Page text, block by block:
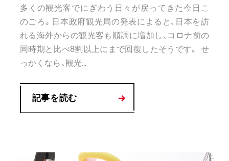
多くの観光客でにぎわう日々が戻ってきた今日こ
のごろ。日本政府観光局の発表によると、日本を訪
れる海外からの観光客も順調に増加し、コロナ前の
同時期と比べ8割以上にまで回復したそうです。 せ
っかくなら、観光...
記事を読む